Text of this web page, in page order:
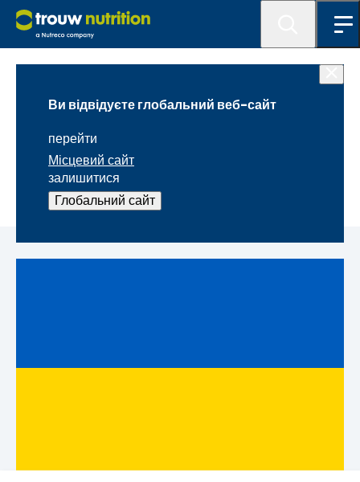
Ви відвідуєте глобальний веб-сайт
перейти
Місцевий сайт
залишитися
Глобальний сайт
Новини
Війна в Україні
Перегляньте офіційне звернення генерального
директора Трау Нутришин Україна